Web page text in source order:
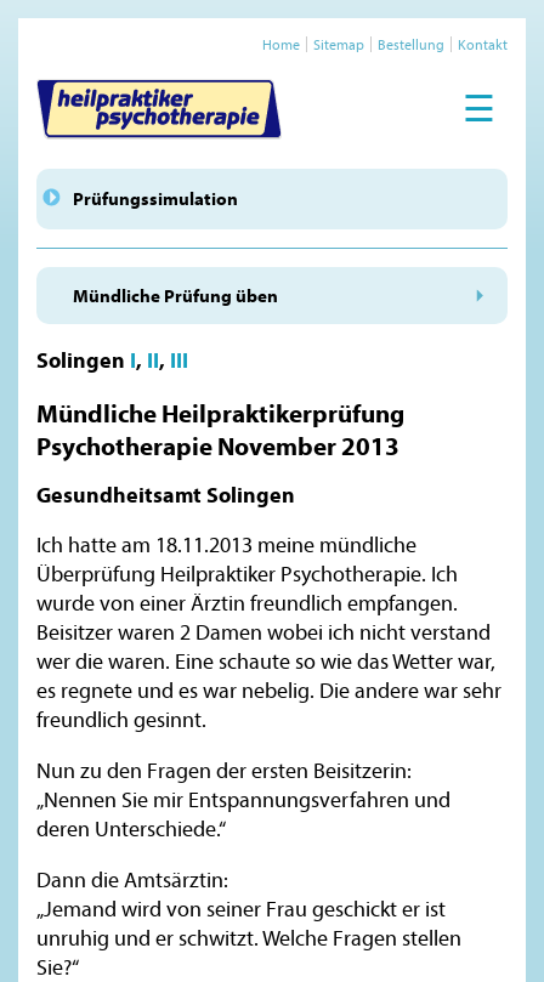
Home Sitemap Bestellung Kontakt
☰
Prüfungssimulation
Mündliche Prüfung üben
Solingen I, II, III
Mündliche Heilpraktikerprüfung
Psychotherapie November 2013
Gesundheitsamt Solingen
Ich hatte am 18.11.2013 meine mündliche
Überprüfung Heilpraktiker Psychotherapie. Ich
wurde von einer Ärztin freundlich empfangen.
Beisitzer waren 2 Damen wobei ich nicht verstand
wer die waren. Eine schaute so wie das Wetter war,
es regnete und es war nebelig. Die andere war sehr
freundlich gesinnt.
Nun zu den Fragen der ersten Beisitzerin:
„Nennen Sie mir Entspannungsverfahren und
deren Unterschiede.“
Dann die Amtsärztin:
„Jemand wird von seiner Frau geschickt er ist
unruhig und er schwitzt. Welche Fragen stellen
Sie?“